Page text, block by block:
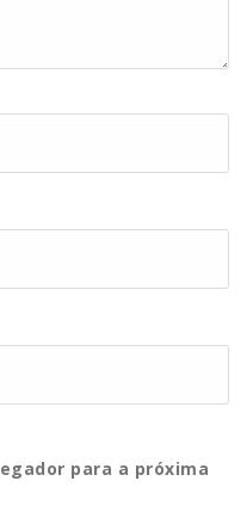
para a próxima